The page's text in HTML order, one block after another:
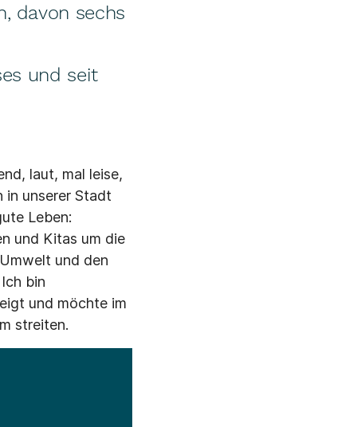
davon sechs
und seit
laut, mal leise,
in unserer Stadt
Leben:
und Kitas um die
und den
bin
und möchte im
streiten.